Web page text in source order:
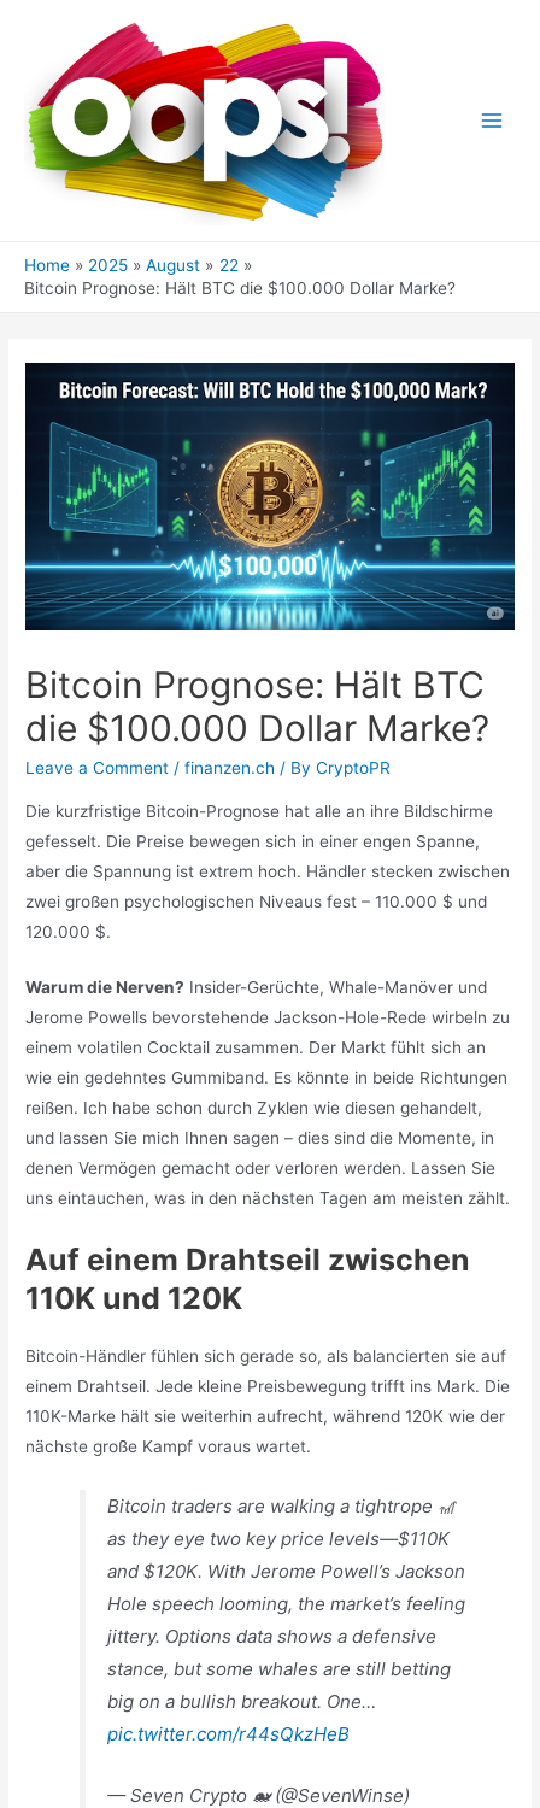
Home 2025 August
22
Bitcoin Prognose: Hält BTC die $100.000 Dollar Marke?
Bitcoin Prognose: Hält BTC
die $100.000 Dollar Marke?
Leave a Comment /finanzen.ch / ByCryptoPR
Die kurzfristige Bitcoin-Prognose hat alle an ihre Bildschirme
gefesselt. Die Preise bewegen sich in einer engen Spanne,
aber die Spannung ist extrem hoch. Händler stecken zwischen
zwei großen psychologischen Niveaus fest – 110.000 $ und
120.000 $.
Warum die Nerven? Insider-Gerüchte, Whale-Manöver und
Jerome Powells bevorstehende Jackson-Hole-Rede wirbeln zu
einem volatilen Cocktail zusammen. Der Markt fühlt sich an
wie ein gedehntes Gummiband. Es könnte in beide Richtungen
reißen. Ich habe schon durch Zyklen wie diesen gehandelt,
und lassen Sie mich Ihnen sagen – dies sind die Momente, in
denen Vermögen gemacht oder verloren werden. Lassen Sie
uns eintauchen, was in den nächsten Tagen am meisten zählt.
Auf einem Drahtseil zwischen
110K und 120K
Bitcoin-Händler fühlen sich gerade so, als balancierten sie auf
einem Drahtseil. Jede kleine Preisbewegung trifft ins Mark. Die
110K-Marke hält sie weiterhin aufrecht, während 120K wie der
nächste große Kampf voraus wartet.
Bitcoin traders are walking a tightrope 🎢
as they eye two key price levels—$110K
and $120K. With Jerome Powell’s Jackson
Hole speech looming, the market’s feeling
jittery. Options data shows a defensive
stance, but some whales are still betting
big on a bullish breakout. One…
pic.twitter.com/r44sQkzHeB
— Seven Crypto 🐋 (@SevenWinse)